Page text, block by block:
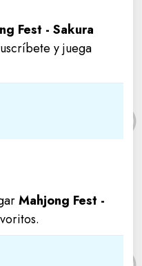
Fest - Sakura
y juega
Mahjong Fest -